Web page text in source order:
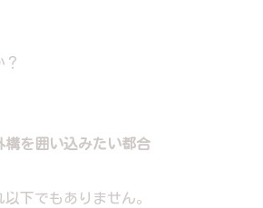
？
構を囲い込みたい都合
下でもありません。